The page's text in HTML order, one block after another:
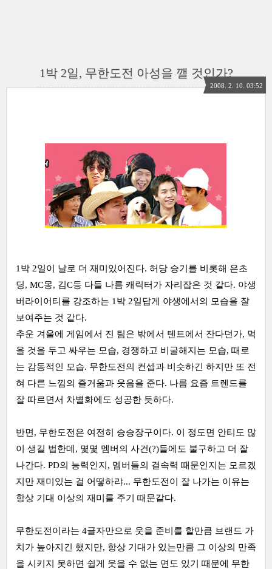
1박 2일, 무한도전 아성을 깰 것인가?
2008. 2. 10. 03:52
1박 2일이 날로 더 재미있어진다. 허당 승기를 비롯해 은초
딩, MC몽, 김C등 다들 나름 캐릭터가 자리잡은 것 같다. 야생
버라이어티를 강조하는 1박 2일답게 야생에서의 모습을 잘
보여주는 것 같다.
추운 겨울에 게임에서 진 팀은 밖에서 텐트에서 잔다던가, 먹
을 것을 두고 싸우는 모습, 경쟁하고 비굴해지는 모습, 때로
는 감동적인 모습. 무한도전의 컨셉과 비슷하긴 하지만 또 전
혀 다른 느낌의 즐거움과 웃음을 준다. 나름 요즘 트렌드를
잘 따르면서 차별화에도 성공한 듯하다.
반면, 무한도전은 여전히 승승장구이다. 이 정도면 안티도 많
이 생길 법한데, 몇몇 멤버의 사건(?)들에도 불구하고 더 잘
나간다. PD의 능력인지, 멤버들의 결속력 때문인지는 모르겠
지만 재미있는 걸 어떻하랴... 무한도전이 잘 나가는 이유는
항상 기대 이상의 재미를 주기 때문같다.
무한도전이라는 4글자만으로 웃을 준비를 할만큼 브랜드 가
치가 높아지긴 했지만, 항상 기대가 있는만큼 그 이상의 만족
을 시키지 못하면 쉽게 웃을 수 없는 면도 있기 때문에 무한